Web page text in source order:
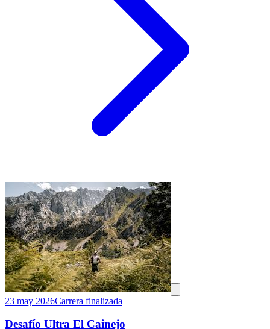
23 may 2026Carrera finalizada
Desafío Ultra El Cainejo